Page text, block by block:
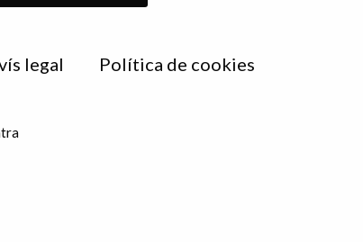
legal Política de cookies